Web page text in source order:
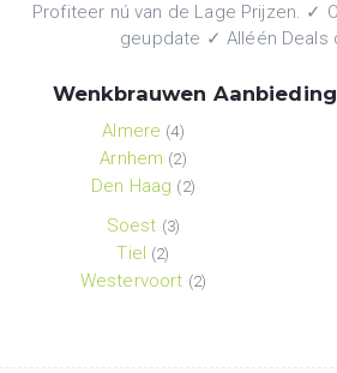
Profiteer nú van de Lage Prijzen. ✓
geupdate ✓ Alléén Deals
Wenkbrauwen
Almere (4)
Arnhem (2)
Den Haag (2)
Soest (3)
Tiel (2)
Westervoort (2)